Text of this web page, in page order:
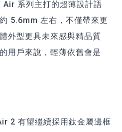
系列主打的超薄設計語
5.6mm 左右，不僅帶來更
外型更具未來感與精品質
用戶來說，輕薄依舊會是
2 有望繼續採用鈦金屬邊框